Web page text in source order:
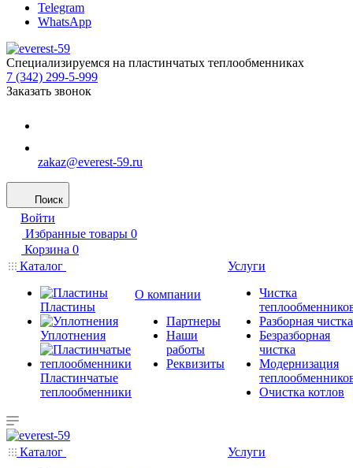
Telegram
WhatsApp
Специализируемся на пластинчатых теплообменниках
7 (342) 299-5-999
Заказать звонок
zakaz@everest-59.ru
Поиск
Войти
Избранные товары 0
Корзина 0
Каталог
Пластины
Уплотнения
Пластинчатые
теплообменники
О компании
Партнеры
Наши
работы
Реквизиты
Услуги
Чистка
Разборная чистка
Безразборная
чистка
Модернизация
Очистка котлов
Каталог
Услуги